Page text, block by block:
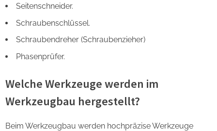
Seitenschneider.
Schraubenschlüssel.
Schraubendreher (Schraubenzieher)
Phasenprüfer.
Welche Werkzeuge werden im
Werkzeugbau hergestellt?
Beim Werkzeugbau werden hochpräzise Werkzeuge